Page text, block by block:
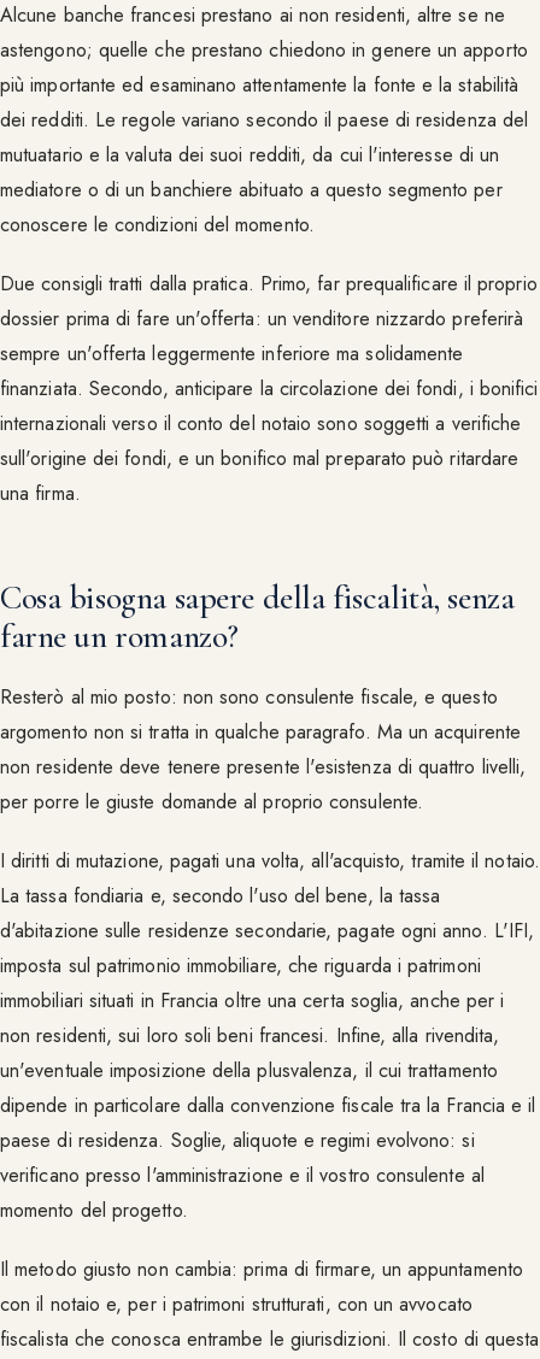
Alcune banche francesi prestano ai non residenti, altre se ne
astengono; quelle che prestano chiedono in genere un apporto
più importante ed esaminano attentamente la fonte e la stabilità
dei redditi. Le regole variano secondo il paese di residenza del
mutuatario e la valuta dei suoi redditi, da cui l'interesse di un
mediatore o di un banchiere abituato a questo segmento per
conoscere le condizioni del momento.
Due consigli tratti dalla pratica. Primo, far prequalificare il proprio
dossier prima di fare un'offerta: un venditore nizzardo preferirà
sempre un'offerta leggermente inferiore ma solidamente
finanziata. Secondo, anticipare la circolazione dei fondi, i bonifici
internazionali verso il conto del notaio sono soggetti a verifiche
sull'origine dei fondi, e un bonifico mal preparato può ritardare
una firma.
Cosa bisogna sapere della fiscalità, senza
farne un romanzo?
Resterò al mio posto: non sono consulente fiscale, e questo
argomento non si tratta in qualche paragrafo. Ma un acquirente
non residente deve tenere presente l'esistenza di quattro livelli,
per porre le giuste domande al proprio consulente.
I diritti di mutazione, pagati una volta, all'acquisto, tramite il notaio.
La tassa fondiaria e, secondo l'uso del bene, la tassa
d'abitazione sulle residenze secondarie, pagate ogni anno. L'IFI,
imposta sul patrimonio immobiliare, che riguarda i patrimoni
immobiliari situati in Francia oltre una certa soglia, anche per i
non residenti, sui loro soli beni francesi. Infine, alla rivendita,
un'eventuale imposizione della plusvalenza, il cui trattamento
dipende in particolare dalla convenzione fiscale tra la Francia e il
paese di residenza. Soglie, aliquote e regimi evolvono: si
verificano presso l'amministrazione e il vostro consulente al
momento del progetto.
Il metodo giusto non cambia: prima di firmare, un appuntamento
con il notaio e, per i patrimoni strutturati, con un avvocato
fiscalista che conosca entrambe le giurisdizioni. Il costo di questa